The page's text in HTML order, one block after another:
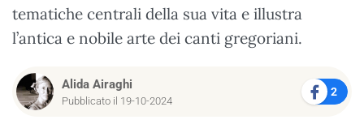
tematiche centrali della sua vita e illustra
l’antica e nobile arte dei canti gregoriani.
Alida Airaghi
Pubblicato il 19-10-2024
2